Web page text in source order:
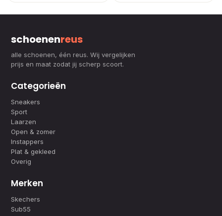
schoenenreus
alle schoenen, één reus. Wij vergelijken
prijs en maat zodat jij scherp scoort.
Categorieën
Sneakers
Sport
Laarzen
Open & zomer
Instappers
Plat & gekleed
Overig
Merken
Skechers
Sub55